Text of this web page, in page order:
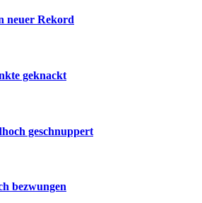
neuer Rekord
geknackt
geschnuppert
bezwungen